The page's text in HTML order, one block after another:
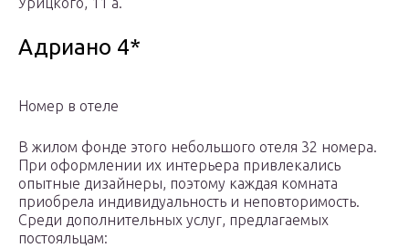
Адриано 4*
Номер в отеле
В жилом фонде этого небольшого отеля 32 номера.
При оформлении их интерьера привлекались
опытные дизайнеры, поэтому каждая комната
приобрела индивидуальность и неповторимость.
Среди дополнительных услуг, предлагаемых
постояльцам: